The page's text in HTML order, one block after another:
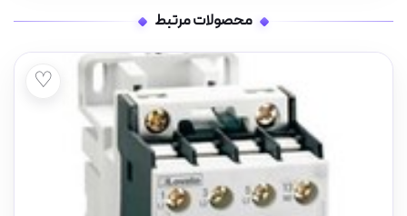
محصولات مرتبط
♡